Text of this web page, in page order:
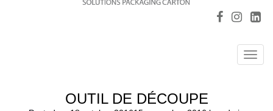
OUTIL DE DÉCOUPE